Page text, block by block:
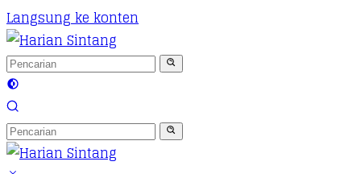
Langsung ke konten